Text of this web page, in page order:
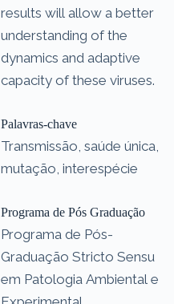
results will allow a better
understanding of the
dynamics and adaptive
capacity of these viruses.
Palavras-chave
Transmissão, saúde única,
mutação, interespécie
Programa de Pós Graduação
Programa de Pós-
Graduação Stricto Sensu
em Patologia Ambiental e